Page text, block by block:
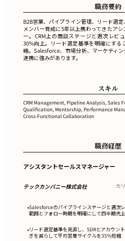
職務要約
B2B営業、パイプライン管理、リード選
メンバー育成に5年以上携わってきたア
ー。CRM上の商談ステージと週次レビ
30%向上。リード選定基準を明確にする
縮。Salesforce、市場分析、マーケティ
連携に強みがあります。
スキル
CRM Management, Pipeline Analysis, Sales
Qualification, Mentorship, Performance
Cross-Functional Collaboration
職務経歴
アシスタントセールスマネージャー
テックカンパニー株式会社 カ
•Salesforceのパイプラインステージと週次
範囲とフォロー時期を明確にして四半期売
•リード選定基準を見直し、SDRとアカウン
ぎを減らして平均営業サイクルを35%短縮